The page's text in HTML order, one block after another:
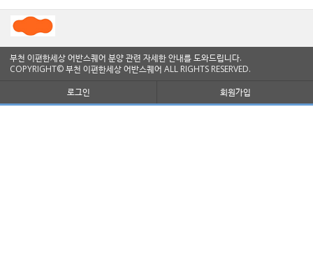
부천 이편한세상 어반스퀘어 분양 관련 자세한 안내를 도와드립니다.
COPYRIGHT© 부천 이편한세상 어반스퀘어 ALL RIGHTS RESERVED.
로그인
회원가입